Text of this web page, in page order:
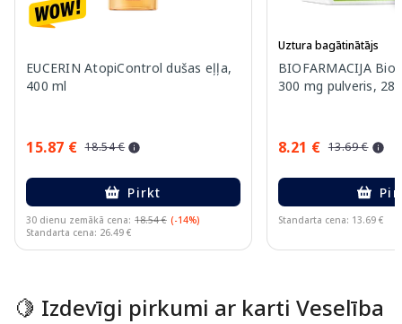
EUCERIN AtopiControl dušas eļļa,
400 ml
15.87 € 18.54 €
Pirkt
30 dienu zemākā cena: 18.54 € (-14%)
Standarta cena: 26.49 €
Uztura bagātinātājs
BIOFARMACIJA
300 mg pulveris, 28
8.21 € 13.69 €
Standarta cena: 13.69 €
🍋 Izdevīgi pirkumi ar karti Veselība